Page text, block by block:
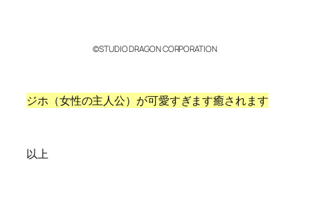
©STUDIO DRAGON CORPORATION
ジホ（女性の主人公）が可愛すぎます癒されます
以上